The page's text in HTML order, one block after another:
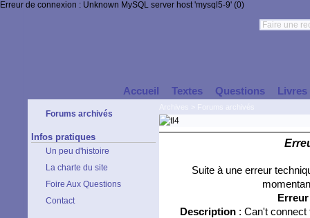
Erreur de connexion : Unknown MySQL server host 'mysql5-9' (0)
Accueil Textes Questions Livres
Forums archivés
Infos pratiques
Un peu d'histoire
La charte du site
Foire Aux Questions
Contact
Suite à une erreur
Description: Can't connect